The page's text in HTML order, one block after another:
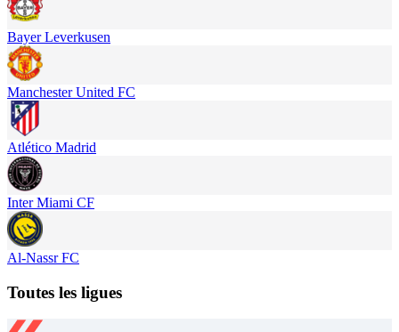
Bayer Leverkusen
Manchester United FC
Atlético Madrid
Inter Miami CF
Al-Nassr FC
Toutes les ligues